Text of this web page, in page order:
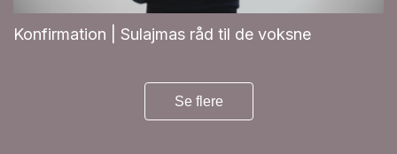
Konfirmation | Sulajmas råd til de voksne
Se flere